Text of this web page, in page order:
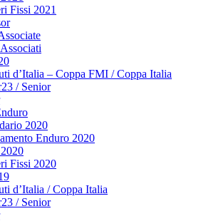
Fissi 2021
d’Italia – Coppa FMI / Coppa Italia
/ Senior
2020
Enduro 2020
Fissi 2020
d’Italia / Coppa Italia
/ Senior